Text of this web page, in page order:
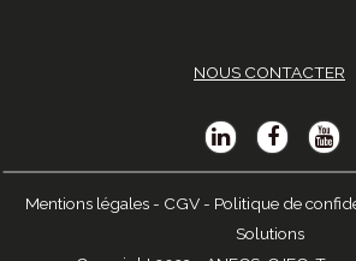
NOUS CONTACTER
Mentions légales - CGV - Politique de
Solutions